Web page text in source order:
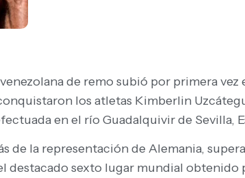
de remo subió por primera vez
los atletas Kimberlin
en el río Guadalquivir de Sevilla,
la representación de Alemania,
destacado sexto lugar mundial obtenido